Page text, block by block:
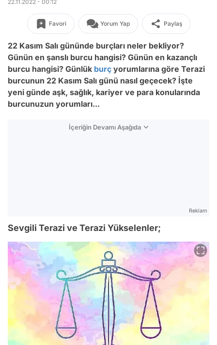
22.11.2022 - 00:12
Favori Yorum Yap Paylaş
22 Kasım Salı gününde burçları neler bekliyor?
Günün en şanslı burcu hangisi? Günün en kazançlı
burcu hangisi? Günlük burç yorumlarına göre Terazi
burcunun 22 Kasım Salı günü nasıl geçecek? İşte
yeni günde aşk, sağlık, kariyer ve para konularında
burcunuzun yorumları...
İçeriğin Devamı Aşağıda
Reklam
Sevgili Terazi ve Terazi Yükselenler;